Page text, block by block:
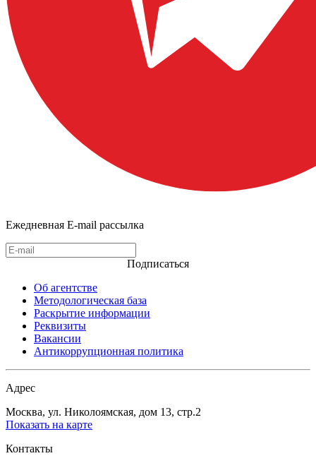
Ежедневная E-mail рассылка
Подписаться
Об агентстве
Методологическая база
Раскрытие информации
Реквизиты
Вакансии
Антикоррупционная политика
Адрес
Москва, ул. Николоямская, дом 13, стр.2
Показать на карте
Контакты